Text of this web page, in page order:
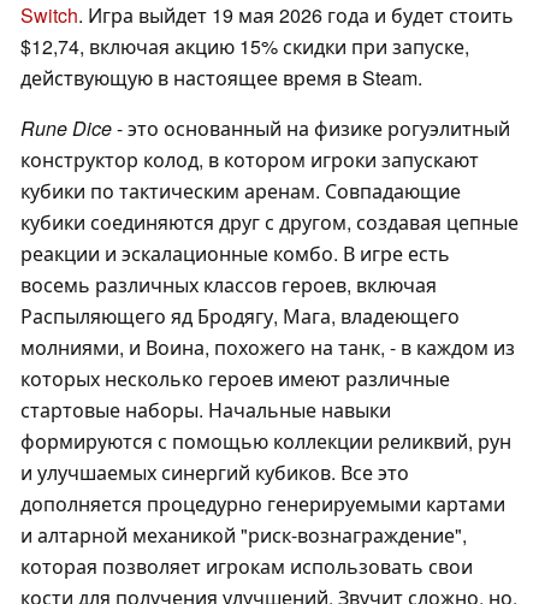
Switch. Игра выйдет 19 мая 2026 года и будет стоить
$12,74, включая акцию 15% скидки при запуске,
действующую в настоящее время в Steam.
Rune Dice- это основанный на физике рогуэлитный
конструктор колод, в котором игроки запускают
кубики по тактическим аренам. Совпадающие
кубики соединяются друг с другом, создавая цепные
реакции и эскалационные комбо. В игре есть
восемь различных классов героев, включая
Распыляющего яд Бродягу, Мага, владеющего
молниями, и Воина, похожего на танк, - в каждом из
которых несколько героев имеют различные
стартовые наборы. Начальные навыки
формируются с помощью коллекции реликвий, рун
и улучшаемых синергий кубиков. Все это
дополняется процедурно генерируемыми картами
и алтарной механикой "риск-вознаграждение",
которая позволяет игрокам использовать свои
кости для получения улучшений. Звучит сложно, но,